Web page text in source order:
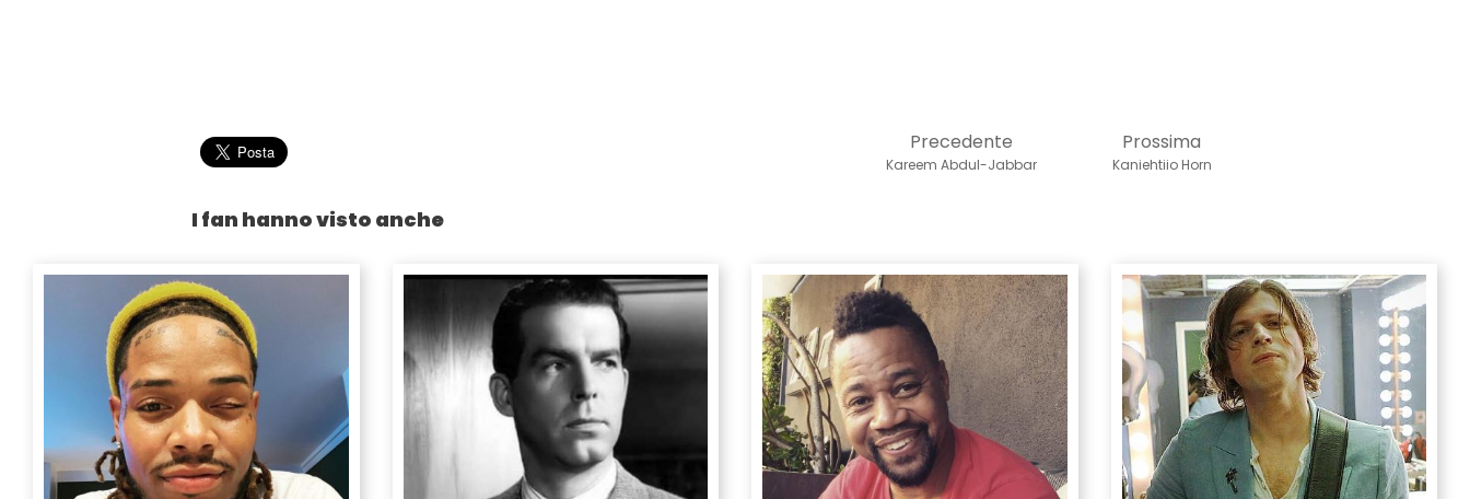
Prossima
Kaniehtiio Horn
Precedente
Kareem Abdul-Jabbar
I fan hanno visto anche